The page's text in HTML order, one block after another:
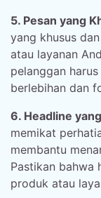
5. Pesan yang
yang khusus
atau layanan
pelanggan
berlebihan dan
6. Headline
memikat
membantu
Pastikan bahwa
produk atau